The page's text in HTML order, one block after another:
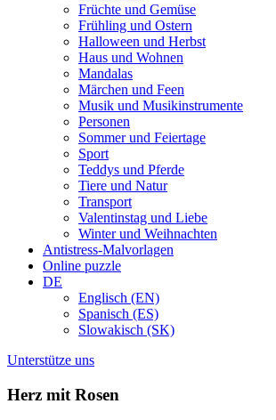
Früchte und Gemüse
Frühling und Ostern
Halloween und Herbst
Haus und Wohnen
Mandalas
Märchen und Feen
Musik und Musikinstrumente
Personen
Sommer und Feiertage
Sport
Teddys und Pferde
Tiere und Natur
Transport
Valentinstag und Liebe
Winter und Weihnachten
Antistress-Malvorlagen
Online puzzle
DE
Englisch (EN)
Spanisch (ES)
Slowakisch (SK)
Unterstütze uns
Herz mit Rosen